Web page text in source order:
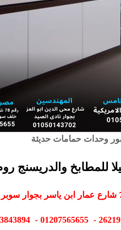
وحدات حمامات حديثة
للمطابخ والدريسنج
شارع عمار ابن ياسر بجوار